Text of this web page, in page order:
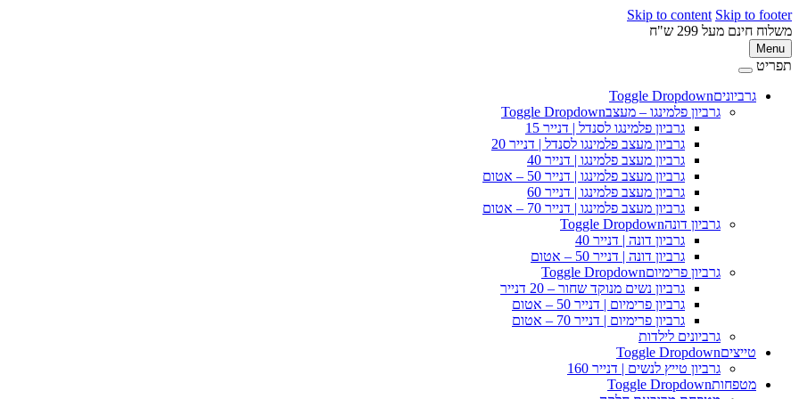
Skip to content Skip to footer
משלוח חינם מעל 299 ש"ח
Menu
תפריט
גרביוניםToggle Dropdown
גרביון פלמינגו – מעצבToggle Dropdown
גרביון פלמינגו לסנדל | דנייר 15
גרביון מעצב פלמינגו לסנדל | דנייר 20
גרביון מעצב פלמינגו | דנייר 40
גרביון מעצב פלמינגו | דנייר 50 – אטום
גרביון מעצב פלמינגו | דנייר 60
גרביון מעצב פלמינגו | דנייר 70 – אטום
גרביון דונהToggle Dropdown
גרביון דונה | דנייר 40
גרביון דונה | דנייר 50 – אטום
גרביון פרימיוםToggle Dropdown
גרביון נשים מנוקד שחור – 20 דנייר
גרביון פרימיום | דנייר 50 – אטום
גרביון פרימיום | דנייר 70 – אטום
גרביונים לילדות
טייציםToggle Dropdown
גרביון טייץ לנשים | דנייר 160
מטפחותToggle Dropdown